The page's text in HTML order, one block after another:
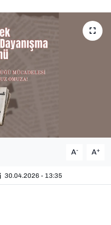
A- A+
30.04.2026 - 13:35